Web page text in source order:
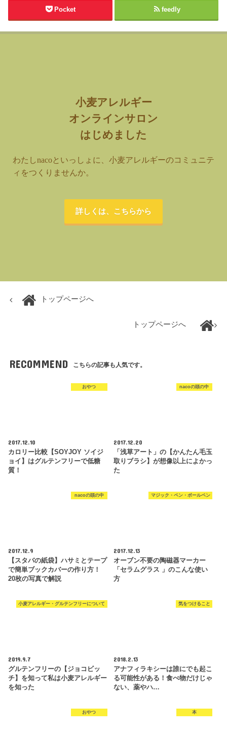
Pocket feedly
小麦アレルギー
オンラインサロン
はじめました
わたしnacoといっしょに、小麦アレルギーのコミュニテ
ィをつくりませんか。
詳しくは、こちらから
トップページへ
トップページへ
RECOMMEND こちらの記事も人気です。
おやつ
2017.12.10
カロリー比較【SOYJOY ソイジ
ョイ】はグルテンフリーで低糖
質！
nacoの頭の中
2017.12.20
「浅草アート」の【かんたん毛玉
取りブラシ】が想像以上によかっ
た
nacoの頭の中
2017.12.9
【スタバの紙袋】ハサミとテープ
で簡単ブックカバーの作り方！
20枚の写真で解説
マジック・ペン・ボールペン
2017.12.13
オーブン不要の陶磁器マーカー
「セラムグラス 」のこんな使い
方
小麦アレルギー・グルテンフリーについて
2019.9.7
グルテンフリーの【ジョコビッ
チ】を知って私は小麦アレルギー
を知った
気をつけること
2018.2.13
アナフィラキシーは誰にでも起こ
る可能性がある！食べ物だけじゃ
ない、薬やハ…
おやつ 本